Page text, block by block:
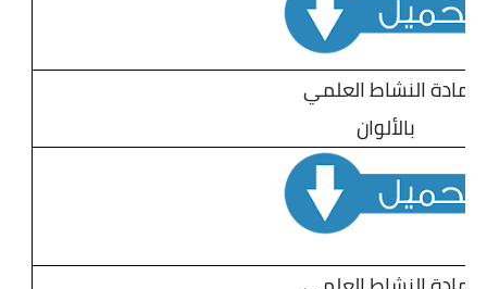
مادة النشاط العلمي
بالألوان